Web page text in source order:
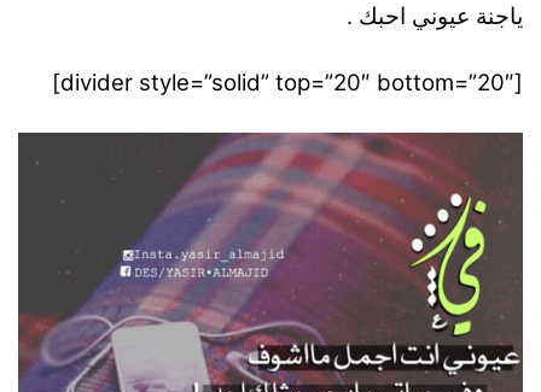
ياجنة عيوني احبك .
[divider style=”solid” top=”20″ bottom=”20″]